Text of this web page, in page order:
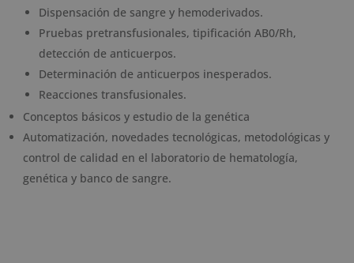
Dispensación de sangre y hemoderivados.
Pruebas pretransfusionales, tipificación AB0/Rh,
detección de anticuerpos.
Determinación de anticuerpos inesperados.
Reacciones transfusionales.
Conceptos básicos y estudio de la genética
Automatización, novedades tecnológicas, metodológicas y
control de calidad en el laboratorio de hematología,
genética y banco de sangre.